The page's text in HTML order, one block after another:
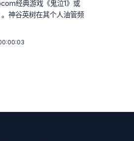
经典游戏《鬼泣1》或
。神谷英树在其个人油管频